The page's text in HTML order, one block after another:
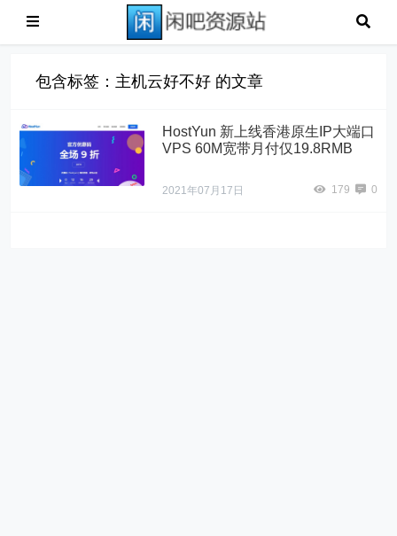
包含标签：主机云好不好 的文章
HostYun 新上线香港原生IP大端口
VPS 60M宽带月付仅19.8RMB
2021年07月17日 179 0